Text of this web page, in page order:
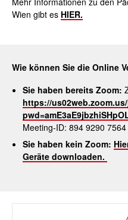
Wien gibt es HIER.
Wie können Sie die Online
Sie haben bereits Zoom:
https://
Meeting-ID: 894 9290
Sie haben kein Zoom:
Geräte downloaden.